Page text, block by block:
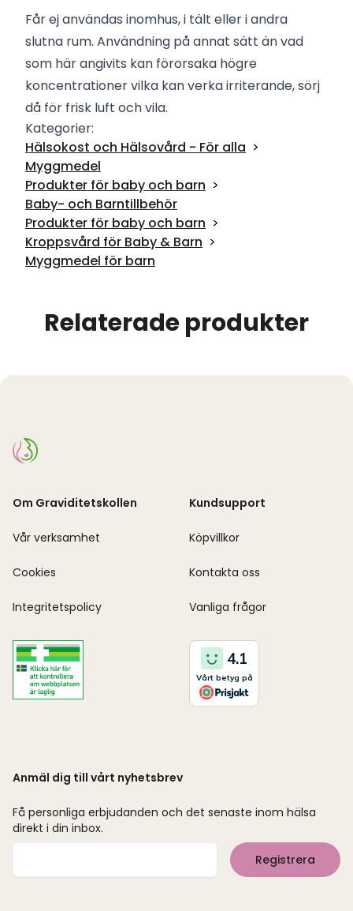
Får ej användas inomhus, i tält eller i andra
slutna rum. Användning på annat sätt än vad
som här angivits kan förorsaka högre
koncentrationer vilka kan verka irriterande, sörj
då för frisk luft och vila.
Kategorier:
Hälsokost och Hälsovård - För alla
Myggmedel
Produkter för baby och barn
Baby- och Barntillbehör
Produkter för baby och barn
Kroppsvård för Baby & Barn
Myggmedel för barn
Relaterade produkter
Om Graviditetskollen
Vår verksamhet
Cookies
Integritetspolicy
Kundsupport
Köpvillkor
Kontakta oss
Vanliga frågor
Anmäl dig till vårt nyhetsbrev
Få personliga erbjudanden och det senaste inom hälsa
direkt i din inbox.
Registrera